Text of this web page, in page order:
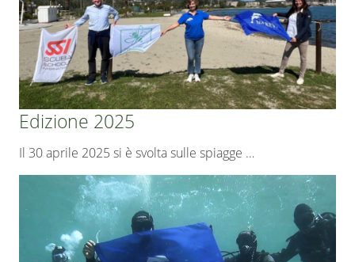
Edizione 2025
Il 30 aprile 2025 si è svolta sulle spiagge …